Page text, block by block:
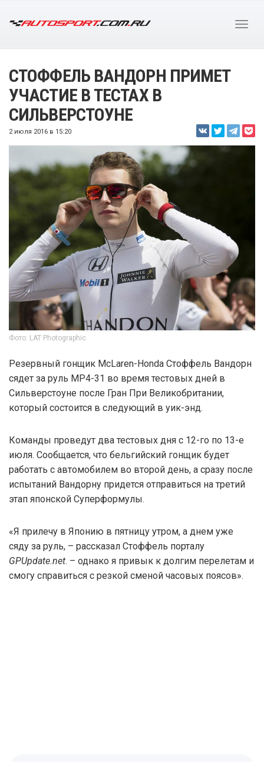
СТОФФЕЛЬ ВАНДОРН ПРИМЕТ
УЧАСТИЕ В ТЕСТАХ В
СИЛЬВЕРСТОУНЕ
2 июля 2016 в 15:20
Фото: LAT Photographic
Резервный гонщик McLaren-Honda Стоффель Вандорн
сядет за руль MP4-31 во время тестовых дней в
Сильверстоуне после Гран При Великобритании,
который состоится в следующий в уик-энд.
Команды проведут два тестовых дня с 12-го по 13-е
июля. Сообщается, что бельгийский гонщик будет
работать с автомобилем во второй день, а сразу после
испытаний Вандорну придется отправиться на третий
этап японской Суперформулы.
«Я прилечу в Японию в пятницу утром, а днем уже
сяду за руль, – рассказал Стоффель порталу
GPUpdate.net. – однако я привык к долгим перелетам и
смогу справиться с резкой сменой часовых поясов».